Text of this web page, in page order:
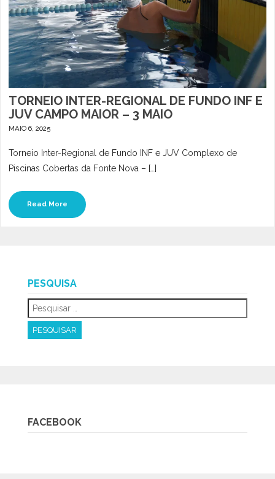
TORNEIO INTER-REGIONAL DE FUNDO INF E
JUV CAMPO MAIOR – 3 MAIO
MAIO 6, 2025
Torneio Inter-Regional de Fundo INF e JUV Complexo de
Piscinas Cobertas da Fonte Nova – […]
Read More
PESQUISA
FACEBOOK